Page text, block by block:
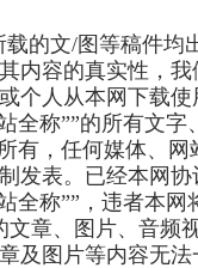
载的文/图等稿件
内容的真实性，
或个人从本网下
全称””的所有文
有，任何媒体、
发表。已经本网
全称””，违者本网
章、图片、音频
及图片等内容无